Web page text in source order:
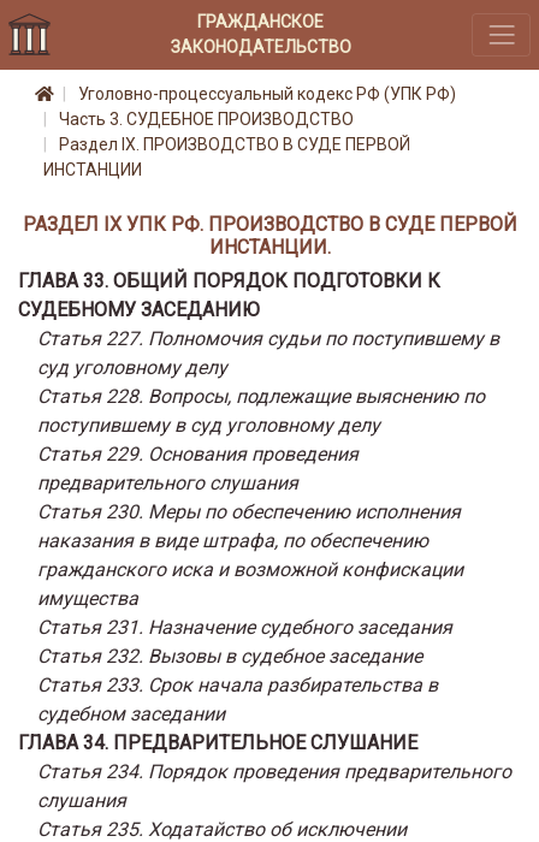
ГРАЖДАНСКОЕ
ЗАКОНОДАТЕЛЬСТВО
Уголовно-процессуальный кодекс РФ (УПК РФ)
Часть 3. СУДЕБНОЕ ПРОИЗВОДСТВО
Раздел IX. ПРОИЗВОДСТВО В СУДЕ ПЕРВОЙ
ИНСТАНЦИИ
РАЗДЕЛ IX УПК РФ. ПРОИЗВОДСТВО В СУДЕ ПЕРВОЙ
ИНСТАНЦИИ.
ГЛАВА 33. ОБЩИЙ ПОРЯДОК ПОДГОТОВКИ К
СУДЕБНОМУ ЗАСЕДАНИЮ
Статья 227. Полномочия судьи по поступившему в
суд уголовному делу
Статья 228. Вопросы, подлежащие выяснению по
поступившему в суд уголовному делу
Статья 229. Основания проведения
предварительного слушания
Статья 230. Меры по обеспечению исполнения
наказания в виде штрафа, по обеспечению
гражданского иска и возможной конфискации
имущества
Статья 231. Назначение судебного заседания
Статья 232. Вызовы в судебное заседание
Статья 233. Срок начала разбирательства в
судебном заседании
ГЛАВА 34. ПРЕДВАРИТЕЛЬНОЕ СЛУШАНИЕ
Статья 234. Порядок проведения предварительного
слушания
Статья 235. Ходатайство об исключении